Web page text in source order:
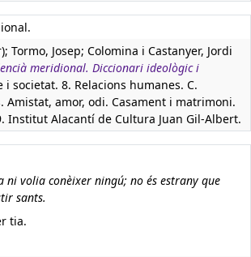
Tormo, Josep; Colomina i Castanyer, Jordi
meridional. Diccionari ideològic i
i societat. 8. Relacions humanes. C.
Amistat, amor, odi. Casament i matrimoni.
Institut Alacantí de Cultura Juan Gil-Albert.
ni volia conèixer ningú; no és estrany que
sants.
tia.